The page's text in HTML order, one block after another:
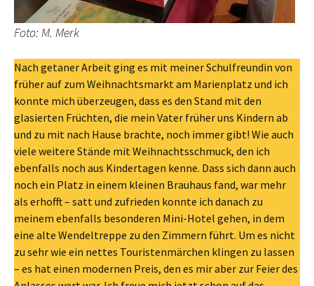
Foto: M. Merk
Nach getaner Arbeit ging es mit meiner Schulfreundin von
früher auf zum Weihnachtsmarkt am Marienplatz und ich
konnte mich überzeugen, dass es den Stand mit den
glasierten Früchten, die mein Vater früher uns Kindern ab
und zu mit nach Hause brachte, noch immer gibt! Wie auch
viele weitere Stände mit Weihnachtsschmuck, den ich
ebenfalls noch aus Kindertagen kenne. Dass sich dann auch
noch ein Platz in einem kleinen Brauhaus fand, war mehr
als erhofft – satt und zufrieden konnte ich danach zu
meinem ebenfalls besonderen Mini-Hotel gehen, in dem
eine alte Wendeltreppe zu den Zimmern führt. Um es nicht
zu sehr wie ein nettes Touristenmärchen klingen zu lassen
– es hat einen modernen Preis, den es mir aber zur Feier des